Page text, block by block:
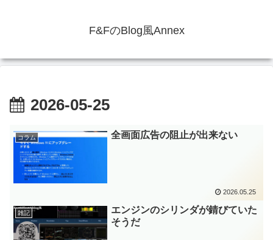
F&FのBlog風Annex
2026-05-25
コラム 全画面広告の阻止が出来ない
2026.05.25
雑記
エンジンのシリンダが錆びていた
そうだ